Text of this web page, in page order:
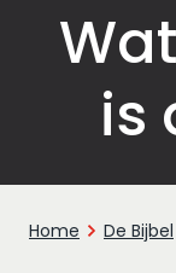
is
Home De Bijbel